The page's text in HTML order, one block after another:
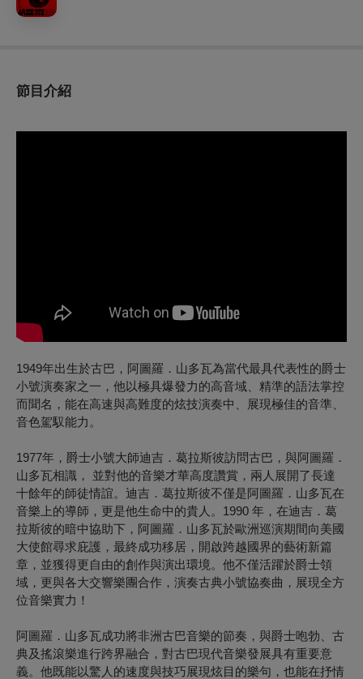
節目介紹
1949年出生於古巴，阿圖羅．山多瓦為當代最具代表性的爵士
小號演奏家之一，他以極具爆發力的高音域、精準的語法掌控
而聞名，能在高速與高難度的炫技演奏中、展現極佳的音準、
音色駕馭能力。
1977年，爵士小號大師迪吉．葛拉斯彼訪問古巴，與阿圖羅．
山多瓦相識， 並對他的音樂才華高度讚賞，兩人展開了長達
十餘年的師徒情誼。迪吉．葛拉斯彼不僅是阿圖羅．山多瓦在
音樂上的導師，更是他生命中的貴人。1990 年，在迪吉．葛
拉斯彼的暗中協助下，阿圖羅．山多瓦於歐洲巡演期間向美國
大使館尋求庇護，最終成功移居，開啟跨越國界的藝術新篇
章，並獲得更自由的創作與演出環境。他不僅活躍於爵士領
域，更與各大交響樂團合作，演奏古典小號協奏曲，展現全方
位音樂實力！
阿圖羅．山多瓦成功將非洲古巴音樂的節奏，與爵士咆勃、古
典及搖滾樂進行跨界融合，對古巴現代音樂發展具有重要意
義。他既能以驚人的速度與技巧展現炫目的樂句，也能在抒情